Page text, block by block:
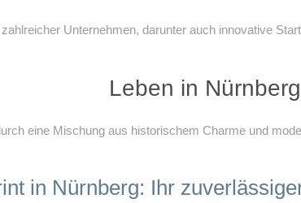
Unternehmen, darunter auch innovative
Leben in Nürnberg
eine Mischung aus historischem Charme und
in Nürnberg: Ihr